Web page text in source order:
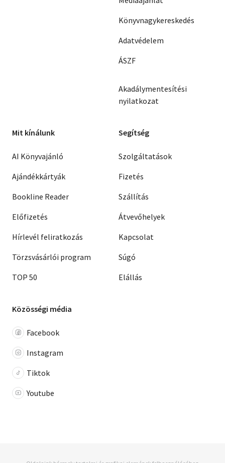
Könyvnagykereskedés
Adatvédelem
ÁSZF
Akadálymentesítési
nyilatkozat
Mit kínálunk
AI Könyvajánló
Ajándékkártyák
Bookline Reader
Előfizetés
Hírlevél feliratkozás
Törzsvásárlói program
TOP 50
Segítség
Szolgáltatások
Fizetés
Szállítás
Átvevőhelyek
Kapcsolat
Súgó
Elállás
Közösségi média
Facebook
Instagram
Tiktok
Youtube